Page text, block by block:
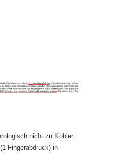
nicht zu Köhler.
Fingerabdruck) in